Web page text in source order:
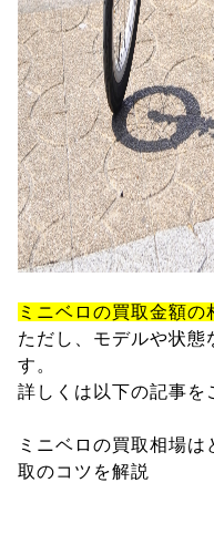
ミニベロの買取金額の
ただし、モデルや状態
す。
詳しくは以下の記事を
ミニベロの買取相場
取のコツを解説